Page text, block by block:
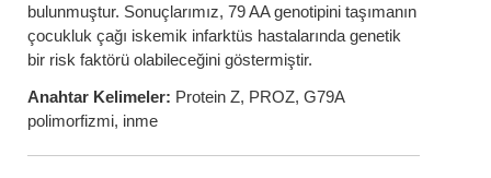
bulunmuştur. Sonuçlarımız, 79 AA genotipini taşımanın
çocukluk çağı iskemik infarktüs hastalarında genetik
bir risk faktörü olabileceğini göstermiştir.
Anahtar Kelimeler: Protein Z, PROZ, G79A
polimorfizmi, inme